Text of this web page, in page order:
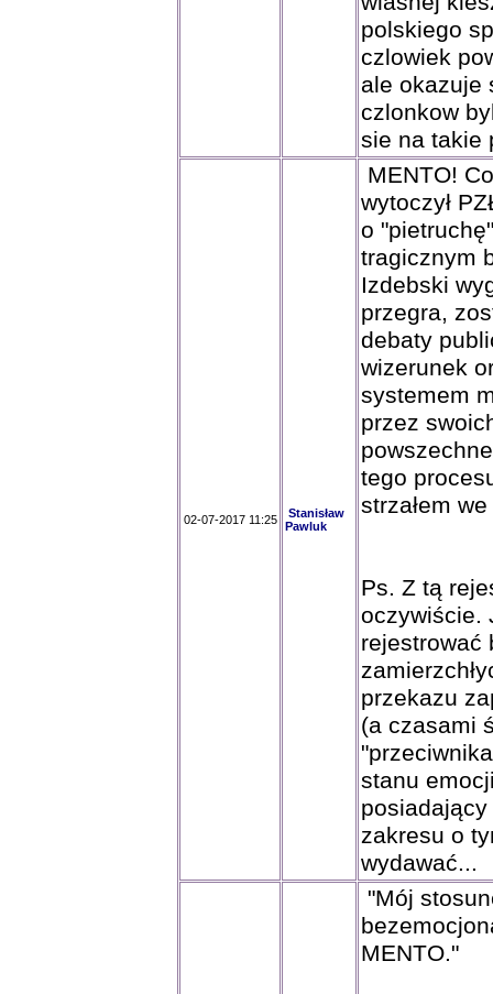
polskiego
czlowiek
ale okazuje
czlonkow
sie na takie
02-07-2017 11:25
Stanisław
Pawluk
MENTO!
wytoczył
o
tragicznym
Izdebski
przegra,
debaty
wizerunek
systemem
przez
tego
strzałem
Ps. Z tą
oczywiście.
rejestrować
przekazu
(a czasami
stanu
zakresu o
wydawać...
"Mój
MENTO."